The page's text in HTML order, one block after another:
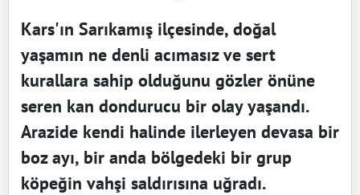
Kars'ın Sarıkamış ilçesinde, doğal
yaşamın ne denli acımasız ve sert
kurallara sahip olduğunu gözler önüne
seren kan dondurucu bir olay yaşandı.
Arazide kendi halinde ilerleyen devasa bir
boz ayı, bir anda bölgedeki bir grup
köpeğin vahşi saldırısına uğradı.